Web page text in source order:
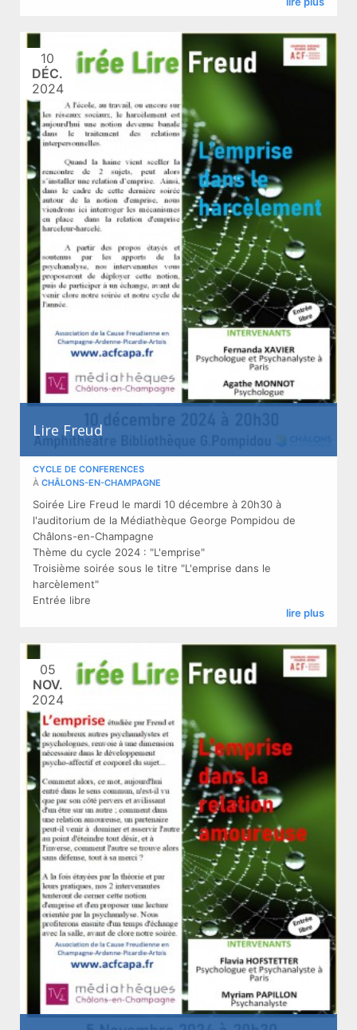
10
DÉC.
2024
Lire Freud
CYCLE DE CONFERENCES
À CHÂLONS-EN-CHAMPAGNE
Soirée Lire Freud le mardi 10 décembre à 20h30 à
l'auditorium de la Médiathèque George Pompidou de
Châlons-en-Champagne
Thème du cycle 2024 : "L'emprise"
Troisième soirée sous le titre "L'emprise dans le
harcèlement"
Entrée libre
lire plus
05
NOV.
2024